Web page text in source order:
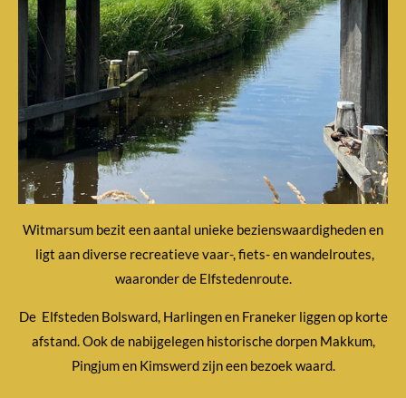
Witmarsum bezit een aantal unieke bezienswaardigheden en
ligt aan diverse recreatieve vaar-, fiets- en wandelroutes,
waaronder de Elfstedenroute.
De Elfsteden Bolsward, Harlingen en Franeker liggen op korte
afstand. Ook de nabijgelegen historische dorpen Makkum,
Pingjum en Kimswerd zijn een bezoek waard.